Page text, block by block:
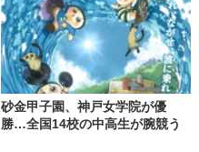
砂金甲子園、神戸女学院が優
勝…全国14校の中高生が腕競う